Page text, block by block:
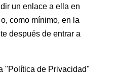
un enlace a ella en
como mínimo, en la
después de entrar a
"Política de Privacidad"